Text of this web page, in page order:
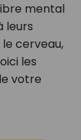
mental
leurs
cerveau,
les
votre